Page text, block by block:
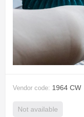
Vendor code: 1964 CW
Not available